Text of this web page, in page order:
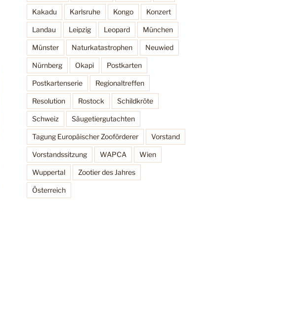
Kakadu Karlsruhe Kongo Konzert
Landau Leipzig Leopard München
Münster Naturkatastrophen Neuwied
Nürnberg Okapi Postkarten
Postkartenserie Regionaltreffen
Resolution Rostock Schildkröte
Schweiz Säugetiergutachten
Tagung Europäischer Zooförderer Vorstand
Vorstandssitzung WAPCA Wien
Wuppertal Zootier des Jahres
Österreich